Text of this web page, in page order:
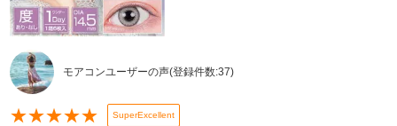
モアコンユーザーの声(登録件数:37)
★★★★★ SuperExcellent